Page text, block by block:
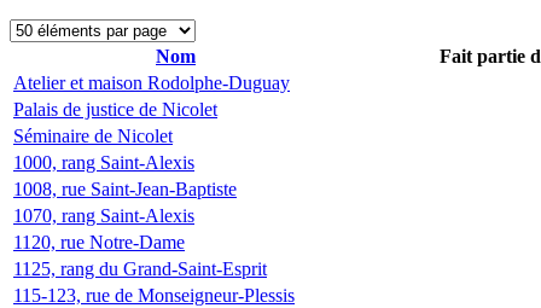
Nom
Fait partie
Atelier et maison Rodolphe-Duguay
Palais de justice de Nicolet
Séminaire de Nicolet
1000, rang Saint-Alexis
1008, rue Saint-Jean-Baptiste
1070, rang Saint-Alexis
1120, rue Notre-Dame
1125, rang du Grand-Saint-Esprit
115-123, rue de Monseigneur-Plessis